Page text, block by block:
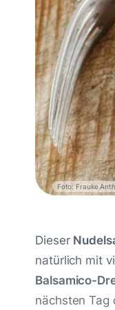
Foto: Frauke
Dieser
natürlich mit
Balsamico-
nächsten Tag